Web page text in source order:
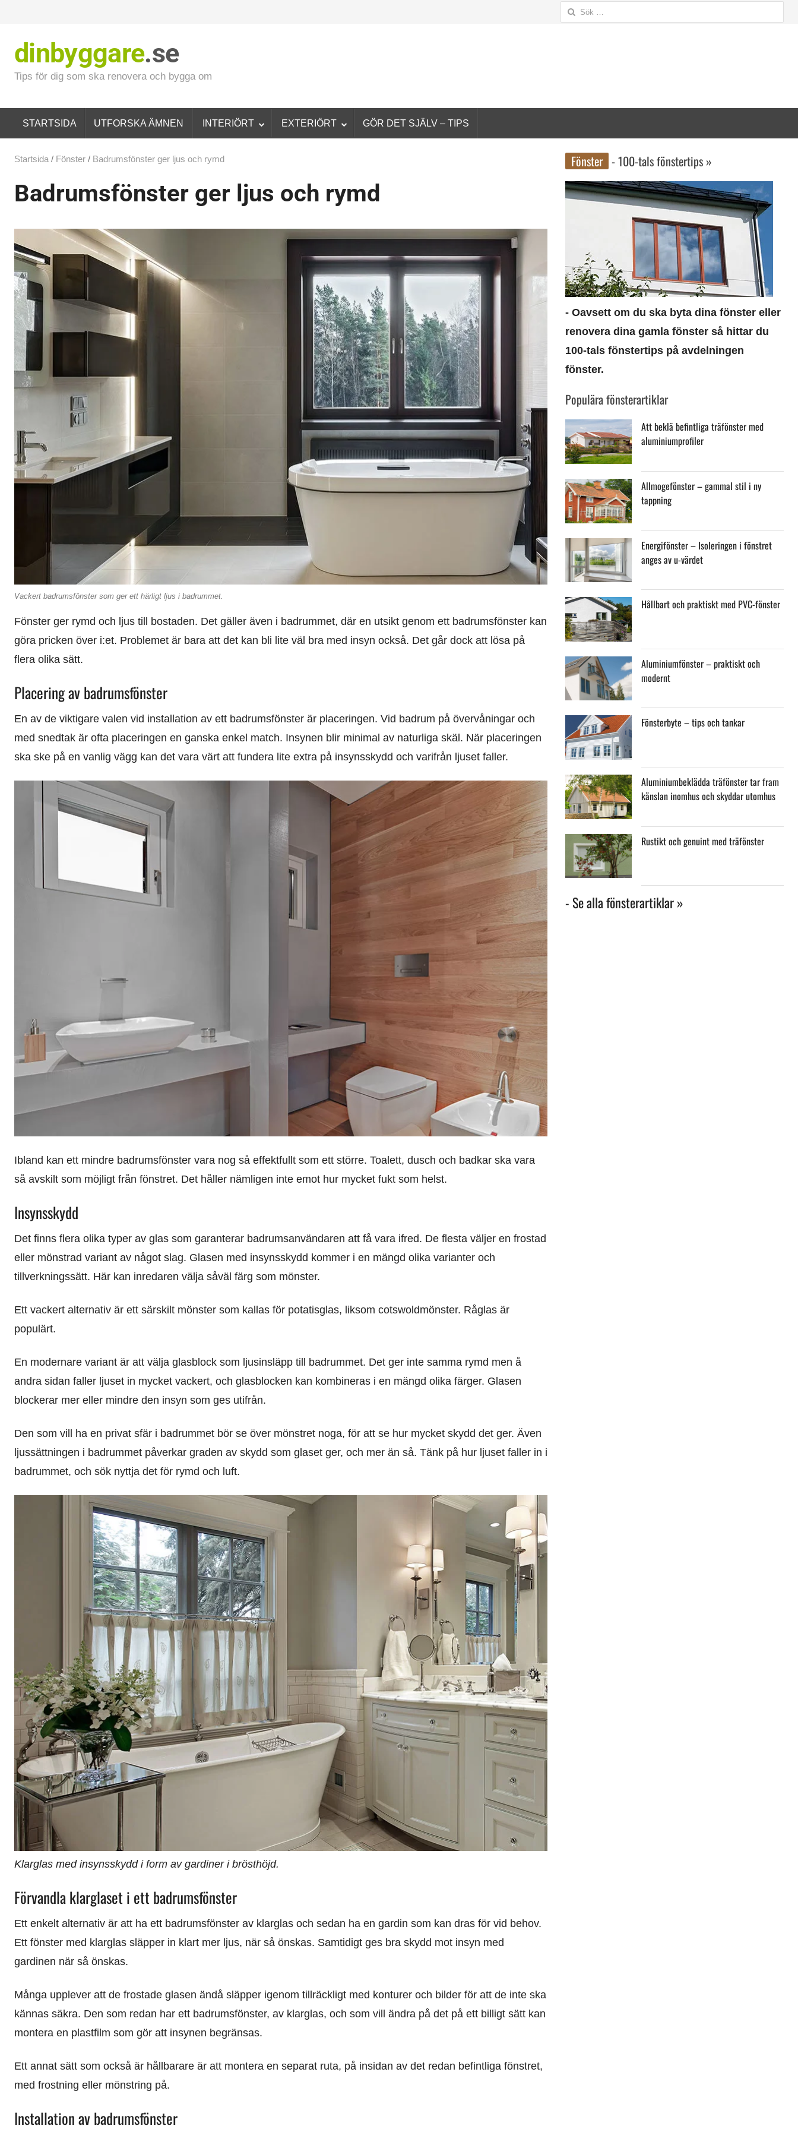
Sök
dinbyggare.se
Tips för dig som ska renovera och bygga om
STARTSIDA UTFORSKA ÄMNEN INTERIÖRT EXTERIÖRT GÖR DET SJÄLV – TIPS
Startsida / Fönster / Badrumsfönster ger ljus och rymd
Badrumsfönster ger ljus och rymd
Vackert badrumsfönster som ger ett härligt ljus i badrummet.
Fönster ger rymd och ljus till bostaden. Det gäller även i badrummet, där en utsikt genom ett badrumsfönster kan
göra pricken över i:et. Problemet är bara att det kan bli lite väl bra med insyn också. Det går dock att lösa på
flera olika sätt.
Placering av badrumsfönster
En av de viktigare valen vid installation av ett badrumsfönster är placeringen. Vid badrum på övervåningar och
med snedtak är ofta placeringen en ganska enkel match. Insynen blir minimal av naturliga skäl. När placeringen
ska ske på en vanlig vägg kan det vara värt att fundera lite extra på insynsskydd och varifrån ljuset faller.
Ibland kan ett mindre badrumsfönster vara nog så effektfullt som ett större. Toalett, dusch och badkar ska vara
så avskilt som möjligt från fönstret. Det håller nämligen inte emot hur mycket fukt som helst.
Insynsskydd
Det finns flera olika typer av glas som garanterar badrumsanvändaren att få vara ifred. De flesta väljer en frostad
eller mönstrad variant av något slag. Glasen med insynsskydd kommer i en mängd olika varianter och
tillverkningssätt. Här kan inredaren välja såväl färg som mönster.
Ett vackert alternativ är ett särskilt mönster som kallas för potatisglas, liksom cotswoldmönster. Råglas är
populärt.
En modernare variant är att välja glasblock som ljusinsläpp till badrummet. Det ger inte samma rymd men å
andra sidan faller ljuset in mycket vackert, och glasblocken kan kombineras i en mängd olika färger. Glasen
blockerar mer eller mindre den insyn som ges utifrån.
Den som vill ha en privat sfär i badrummet bör se över mönstret noga, för att se hur mycket skydd det ger. Även
ljussättningen i badrummet påverkar graden av skydd som glaset ger, och mer än så. Tänk på hur ljuset faller in i
badrummet, och sök nyttja det för rymd och luft.
Klarglas med insynsskydd i form av gardiner i brösthöjd.
Förvandla klarglaset i ett badrumsfönster
Ett enkelt alternativ är att ha ett badrumsfönster av klarglas och sedan ha en gardin som kan dras för vid behov.
Ett fönster med klarglas släpper in klart mer ljus, när så önskas. Samtidigt ges bra skydd mot insyn med
gardinen när så önskas.
Många upplever att de frostade glasen ändå släpper igenom tillräckligt med konturer och bilder för att de inte ska
kännas säkra. Den som redan har ett badrumsfönster, av klarglas, och som vill ändra på det på ett billigt sätt kan
montera en plastfilm som gör att insynen begränsas.
Ett annat sätt som också är hållbarare är att montera en separat ruta, på insidan av det redan befintliga fönstret,
med frostning eller mönstring på.
Installation av badrumsfönster
Fönster - 100-tals fönstertips »
- Oavsett om du ska byta dina fönster eller
renovera dina gamla fönster så hittar du
100-tals fönstertips påavdelningen
fönster.
Populära fönsterartiklar
Att beklä befintliga träfönster med
aluminiumprofiler
Allmogefönster – gammal stil i ny
tappning
Energifönster – Isoleringen i fönstret
anges av u-värdet
Hållbart och praktiskt med PVC-fönster
Aluminiumfönster – praktiskt och
modernt
Fönsterbyte – tips och tankar
Aluminiumbeklädda träfönster tar fram
känslan inomhus och skyddar utomhus
Rustikt och genuint med träfönster
- Se alla fönsterartiklar »